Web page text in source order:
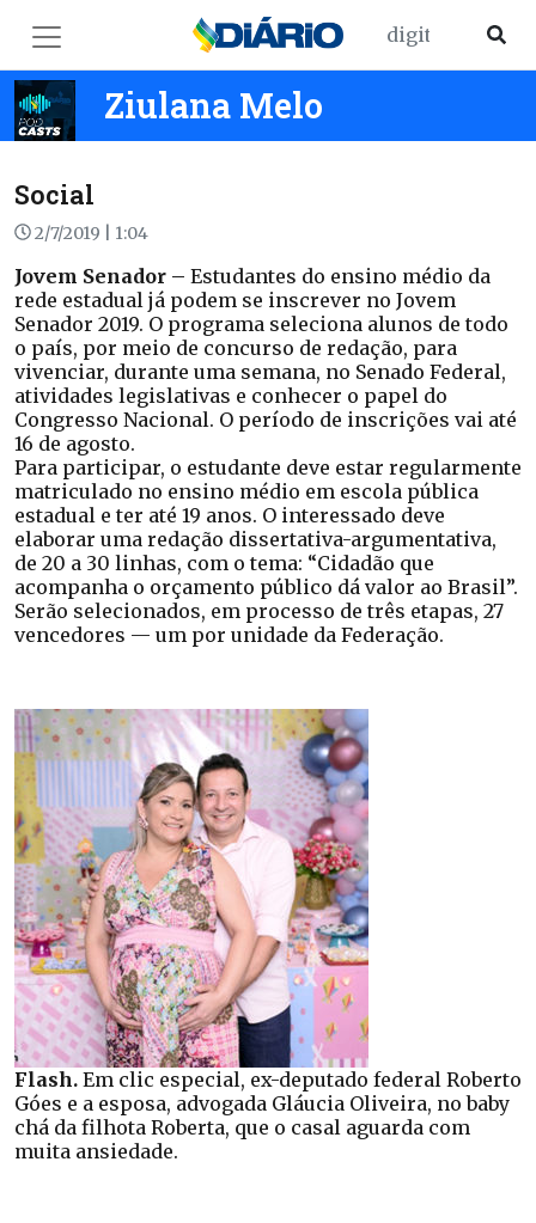
Ziulana Melo
Social
2/7/2019 | 1:04
Jovem Senador – Estudantes do ensino médio da
rede estadual já podem se inscrever no Jovem
Senador 2019. O programa seleciona alunos de todo
o país, por meio de concurso de redação, para
vivenciar, durante uma semana, no Senado Federal,
atividades legislativas e conhecer o papel do
Congresso Nacional. O período de inscrições vai até
16 de agosto.
Para participar, o estudante deve estar regularmente
matriculado no ensino médio em escola pública
estadual e ter até 19 anos. O interessado deve
elaborar uma redação dissertativa-argumentativa,
de 20 a 30 linhas, com o tema: “Cidadão que
acompanha o orçamento público dá valor ao Brasil”.
Serão selecionados, em processo de três etapas, 27
vencedores — um por unidade da Federação.
Flash. Em clic especial, ex-deputado federal Roberto
Góes e a esposa, advogada Gláucia Oliveira, no baby
chá da filhota Roberta, que o casal aguarda com
muita ansiedade.